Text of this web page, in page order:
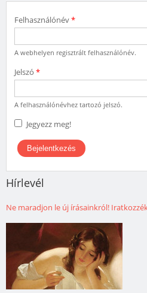
Felhasználónév*
A webhelyen regisztrált felhasználónév.
Jelszó *
A felhasználónévhez tartozó jelszó.
Jegyezz meg!
Hírlevél
Ne maradjon le új írásainkról!